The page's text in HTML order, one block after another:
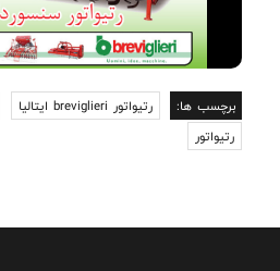
برچسب ها: رتیواتور breviglieri ایتالیا
رتیواتور